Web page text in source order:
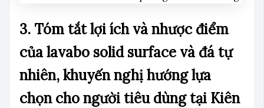
3. Tóm tắt lợi ích và nhược điểm
của lavabo solid surface và đá tự
nhiên, khuyến nghị hướng lựa
chọn cho người tiêu dùng tại Kiên